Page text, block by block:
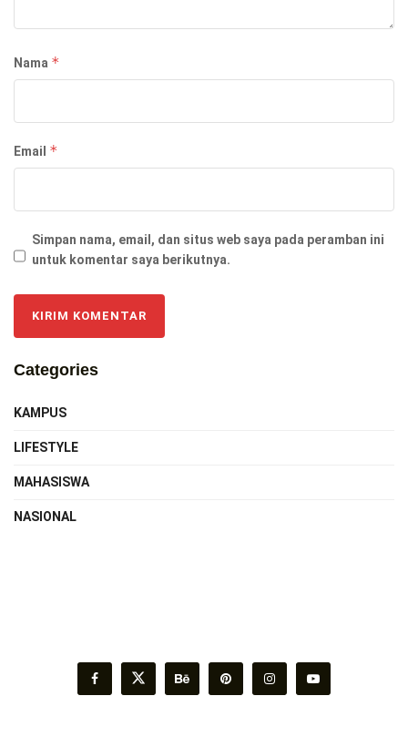
Nama *
Email *
Simpan nama, email, dan situs web saya pada peramban ini
untuk komentar saya berikutnya.
Categories
KAMPUS
LIFESTYLE
MAHASISWA
NASIONAL